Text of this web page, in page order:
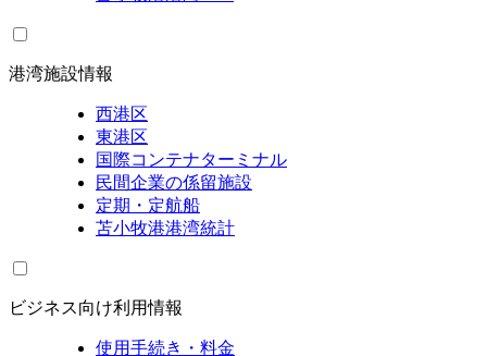
港湾施設情報
西港区
東港区
国際コンテナターミナル
民間企業の係留施設
定期・定航船
苫小牧港港湾統計
ビジネス向け利用情報
使用手続き・料金